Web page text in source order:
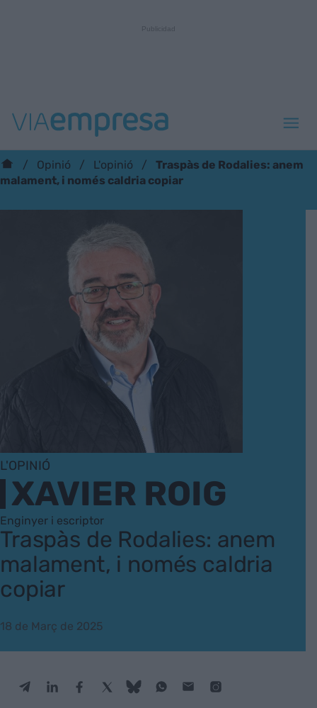
Opinió L'opinió
Traspàs de Rodalies: anem
malament, i només caldria copiar
L'OPINIÓ
XAVIER ROIG
Enginyer i escriptor
Traspàs de Rodalies: anem
malament, i només caldria
copiar
18 de Març de 2025